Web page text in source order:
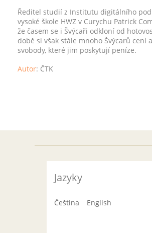
Ředitel studií z Institutu digitálního
vysoké škole HWZ v Curychu Patrick
že časem se i Švýcaři odkloní od
době si však stále mnoho Švýcarů cení
svobody, které jim poskytují peníze.
Autor: ČTK
Jazyky
Čeština English